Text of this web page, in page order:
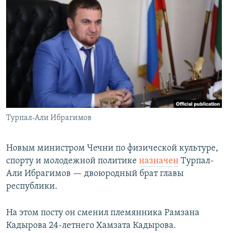
Турпал-Али Ибрагимов
Новым министром Чечни по физической культуре,
спорту и молодежной политике назначен Турпал-
Али Ибрагимов — двоюродный брат главы
республики.
На этом посту он сменил племянника Рамзана
Кадырова 24-летнего Хамзата Кадырова.